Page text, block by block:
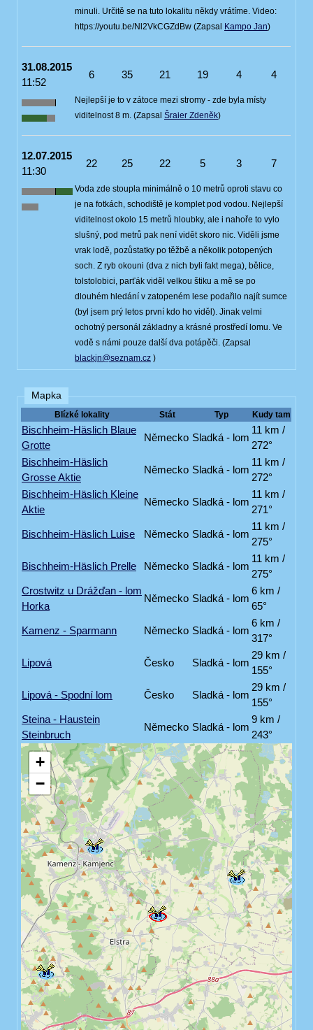
minuli. Určitě se na tuto lokalitu někdy vrátíme. Video:
https://youtu.be/Nl2VkCGZdBw (Zapsal Kampo Jan)
31.08.2015
11:52
6 35 21 19 4 4
Nejlepší je to v zátoce mezi stromy - zde byla místy
viditelnost 8 m. (Zapsal Šraier Zdeněk)
12.07.2015
11:30
22 25 22 5 3 7
Voda zde stoupla minimálně o 10 metrů oproti stavu co
je na fotkách, schodiště je komplet pod vodou. Nejlepší
viditelnost okolo 15 metrů hloubky, ale i nahoře to vylo
slušný, pod metrů pak není vidět skoro nic. Viděli jsme
vrak lodě, pozůstatky po těžbě a několik potopených
soch. Z ryb okouni (dva z nich byli fakt mega), bělice,
tolstolobici, parťák viděl velkou štiku a mě se po
dlouhém hledání v zatopeném lese podařilo najít sumce
(byl jsem prý letos první kdo ho viděl). Jinak velmi
ochotný personál základny a krásné prostředí lomu. Ve
vodě s námi pouze další dva potápěči. (Zapsal
blackjn@seznam.cz )
Mapka
Blízké lokality Stát Typ Kudy tam
Bischheim-Häslich Blaue
Grotte
Německo Sladká - lom
11 km /
272°
Bischheim-Häslich
Grosse Aktie
Německo Sladká - lom
11 km /
272°
Bischheim-Häslich Kleine
Aktie
Německo Sladká - lom
11 km /
271°
Bischheim-Häslich Luise Německo Sladká - lom
11 km /
275°
Bischheim-Häslich Prelle Německo Sladká - lom
11 km /
275°
Crostwitz u Drážďan - lom
Horka
Německo Sladká - lom
6 km /
65°
Kamenz - Sparmann Německo Sladká - lom
6 km /
317°
Lipová Česko Sladká - lom
29 km /
155°
Lipová - Spodní lom Česko Sladká - lom
29 km /
155°
Steina - Haustein
Steinbruch
Německo Sladká - lom
9 km /
243°